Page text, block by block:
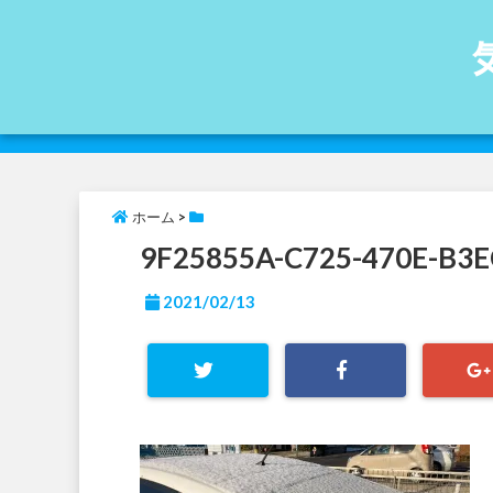
ホーム >
9F25855A-C725-470E-
2021/02/13